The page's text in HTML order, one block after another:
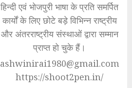
हिन्दी एवं भोजपुरी भाषा के प्रति समर्पित
कार्यों के लिए छोटे बड़े विभिन्न राष्ट्रीय
और अंतरराष्ट्रीय संस्थाओं द्वारा सम्मान
प्राप्त हो चुके हैं।
ashwinirai1980@gmail.com
https://shoot2pen.in/